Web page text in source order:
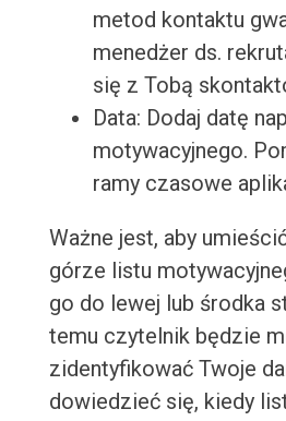
metod kontaktu
menedżer ds.
się z Tobą
Data: Dodaj datę
motywacyjnego.
ramy czasowe
Ważne jest, aby
górze listu
go do lewej lub środka
temu czytelnik będzie
zidentyfikować Twoje
dowiedzieć się, kiedy